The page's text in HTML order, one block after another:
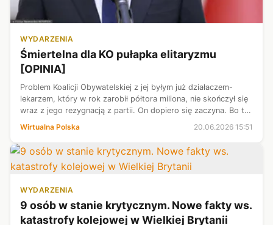
WYDARZENIA
Śmiertelna dla KO pułapka elitaryzmu
[OPINIA]
Problem Koalicji Obywatelskiej z jej byłym już działaczem-
lekarzem, który w rok zarobił półtora miliona, nie skończył się
wraz z jego rezygnacją z partii. On dopiero się zaczyna. Bo ta
Wirtualna Polska 20.06.2026 15:51
WYDARZENIA
9 osób w stanie krytycznym. Nowe fakty ws.
katastrofy kolejowej w Wielkiej Brytanii